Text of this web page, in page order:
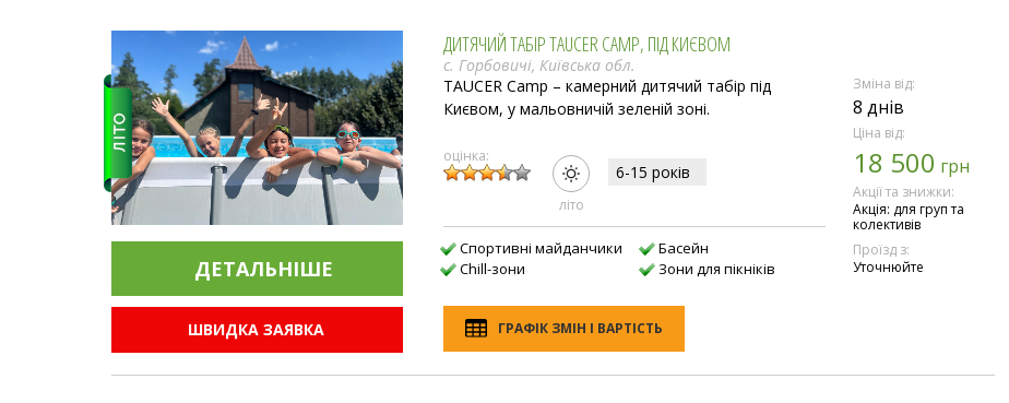
ДЕТАЛЬНIШЕ
ШВИДКА ЗАЯВКА
ДИТЯЧИЙ ТАБІР TAUCER CAMP, ПІД КИЄВОМ
с. Горбовичі, Київська обл.
TAUCER Camp – камерний дитячий табір під
Києвом, у мальовничій зеленій зоні.
оцінка:
лiто
6-15 рокiв
Спортивні майданчики
Сhill-зони
Басейн
Зони для пікніків
ГРАФІК ЗМІН І ВАРТІСТЬ
Зміна від:
8 днів
Ціна від:
18 500 грн
Акції та знижки:
Акція: для груп та
колективів
Проїзд з:
Уточнюйте